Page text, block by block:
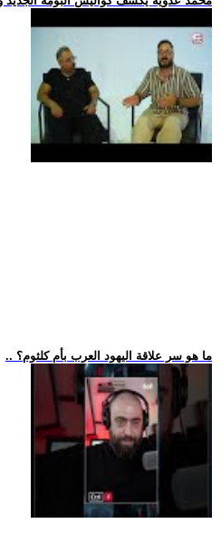
.. ما هو سر علاقة اليهود العرب بأم كلثوم؟